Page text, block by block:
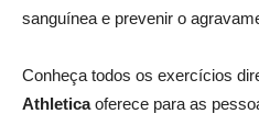
sanguínea e prevenir o
Conheça todos os exercícios
Athleticaoferece para as